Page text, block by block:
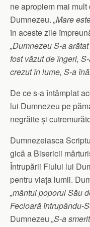
ne apropiem mai
Dum­nezeu. „Mare
în aceste zile
„Dumnezeu S-a
fost văzut de îngeri,
crezut în lume, S-a
De ce s-a întâmplat
lui Dumnezeu pe
negrăite și
Dumnezeiasca
gică a Bisericii
În­trupării Fiului lui
pentru viața lumii.
„mântui poporul Său
Fecioară întrupându-
Dumnezeu „S-a